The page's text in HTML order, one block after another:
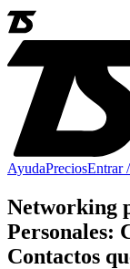
AyudaPreciosEntrar
Networking
Personales:
Contactos